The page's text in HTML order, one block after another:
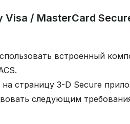
Visa / MasterCard
встроенный
страницу 3-D Secure
следующим